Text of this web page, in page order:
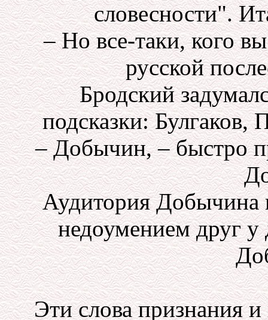
словесности".
– Но все-таки, кого
русской
Бродский
подсказки: Булгаков,
– Добычин, – быстро
Аудитория Добычина
недоумением друг
Эти слова признания